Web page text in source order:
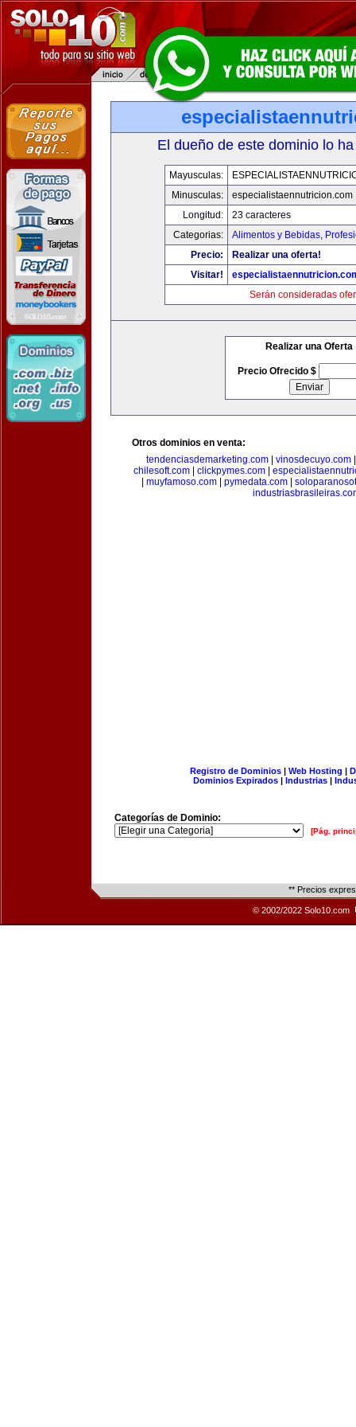
El dueño de este dominio lo
Mayusculas:
Minusculas:
especialistaennutricion.com
Longitud:
23 caracteres
Categorias:
Alimentos y Bebidas,
Precio:
Realizar una oferta!
Visitar!
Serán consideradas
Realizar una Oferta
Precio Ofrecido $
Otros dominios en venta:
tendenciasdemarketing.com| vinosdecuyo.com
chilesoft.com
clickpymes.com
muyfamoso.com pymedata.com
Registro de Dominios| Web Hosting |
Dominios Expirados | Industrias |
Categorías de Dominio:
[Pág.
** Precios
© 2002/2022 Solo10.com